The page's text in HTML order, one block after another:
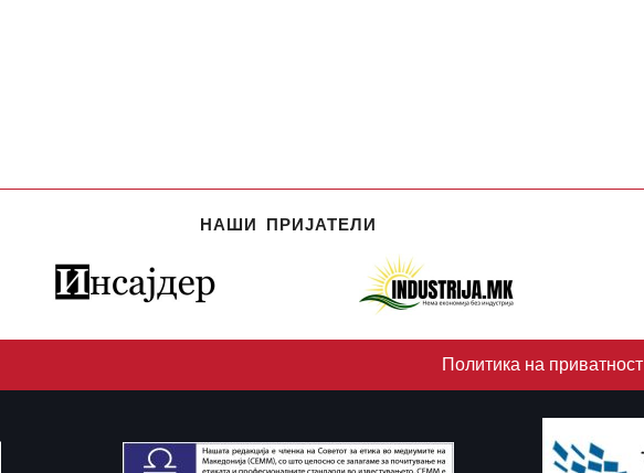
НАШИ ПРИЈАТЕЛИ
Политика на приватност